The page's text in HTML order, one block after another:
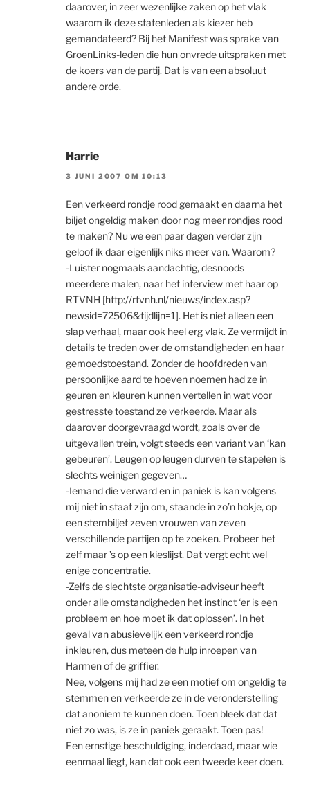
daarover, in zeer wezenlijke zaken op het vlak
waarom ik deze statenleden als kiezer heb
gemandateerd? Bij het Manifest was sprake van
GroenLinks-leden die hun onvrede uitspraken met
de koers van de partij. Dat is van een absoluut
andere orde.
Harrie
3 JUNI 2007 OM 10:13
Een verkeerd rondje rood gemaakt en daarna het
biljet ongeldig maken door nog meer rondjes rood
te maken? Nu we een paar dagen verder zijn
geloof ik daar eigenlijk niks meer van. Waarom?
-Luister nogmaals aandachtig, desnoods
meerdere malen, naar het interview met haar op
RTVNH [http://rtvnh.nl/nieuws/index.asp?
newsid=72506&tijdlijn=1]. Het is niet alleen een
slap verhaal, maar ook heel erg vlak. Ze vermijdt in
details te treden over de omstandigheden en haar
gemoedstoestand. Zonder de hoofdreden van
persoonlijke aard te hoeven noemen had ze in
geuren en kleuren kunnen vertellen in wat voor
gestresste toestand ze verkeerde. Maar als
daarover doorgevraagd wordt, zoals over de
uitgevallen trein, volgt steeds een variant van ‘kan
gebeuren’. Leugen op leugen durven te stapelen is
slechts weinigen gegeven…
-Iemand die verward en in paniek is kan volgens
mij niet in staat zijn om, staande in zo’n hokje, op
een stembiljet zeven vrouwen van zeven
verschillende partijen op te zoeken. Probeer het
zelf maar ’s op een kieslijst. Dat vergt echt wel
enige concentratie.
-Zelfs de slechtste organisatie-adviseur heeft
onder alle omstandigheden het instinct ‘er is een
probleem en hoe moet ik dat oplossen’. In het
geval van abusievelijk een verkeerd rondje
inkleuren, dus meteen de hulp inroepen van
Harmen of de griffier.
Nee, volgens mij had ze een motief om ongeldig te
stemmen en verkeerde ze in de veronderstelling
dat anoniem te kunnen doen. Toen bleek dat dat
niet zo was, is ze in paniek geraakt. Toen pas!
Een ernstige beschuldiging, inderdaad, maar wie
eenmaal liegt, kan dat ook een tweede keer doen.